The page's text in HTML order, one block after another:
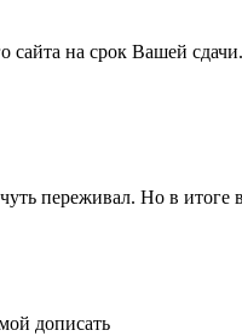
на срок Вашей сдачи.
переживал. Но в итоге
дописать